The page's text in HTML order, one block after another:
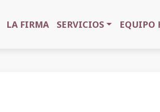
LA FIRMA SERVICIOS EQUIPO